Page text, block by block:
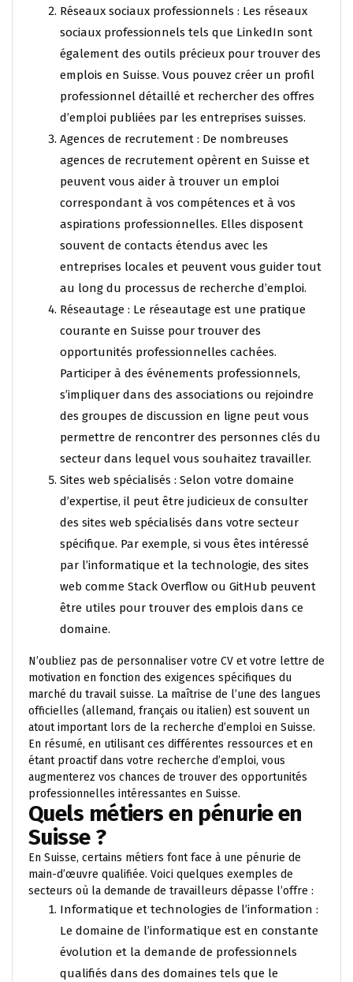
Réseaux sociaux professionnels : Les réseaux
sociaux professionnels tels que LinkedIn sont
également des outils précieux pour trouver des
emplois en Suisse. Vous pouvez créer un profil
professionnel détaillé et rechercher des offres
d’emploi publiées par les entreprises suisses.
Agences de recrutement : De nombreuses
agences de recrutement opèrent en Suisse et
peuvent vous aider à trouver un emploi
correspondant à vos compétences et à vos
aspirations professionnelles. Elles disposent
souvent de contacts étendus avec les
entreprises locales et peuvent vous guider tout
au long du processus de recherche d’emploi.
Réseautage : Le réseautage est une pratique
courante en Suisse pour trouver des
opportunités professionnelles cachées.
Participer à des événements professionnels,
s’impliquer dans des associations ou rejoindre
des groupes de discussion en ligne peut vous
permettre de rencontrer des personnes clés du
secteur dans lequel vous souhaitez travailler.
Sites web spécialisés : Selon votre domaine
d’expertise, il peut être judicieux de consulter
des sites web spécialisés dans votre secteur
spécifique. Par exemple, si vous êtes intéressé
par l’informatique et la technologie, des sites
web comme Stack Overflow ou GitHub peuvent
être utiles pour trouver des emplois dans ce
domaine.
N’oubliez pas de personnaliser votre CV et votre lettre de
motivation en fonction des exigences spécifiques du
marché du travail suisse. La maîtrise de l’une des langues
officielles (allemand, français ou italien) est souvent un
atout important lors de la recherche d’emploi en Suisse.
En résumé, en utilisant ces différentes ressources et en
étant proactif dans votre recherche d’emploi, vous
augmenterez vos chances de trouver des opportunités
professionnelles intéressantes en Suisse.
Quels métiers en pénurie en
Suisse ?
En Suisse, certains métiers font face à une pénurie de
main-d’œuvre qualifiée. Voici quelques exemples de
secteurs où la demande de travailleurs dépasse l’offre :
Informatique et technologies de l’information :
Le domaine de l’informatique est en constante
évolution et la demande de professionnels
qualifiés dans des domaines tels que le